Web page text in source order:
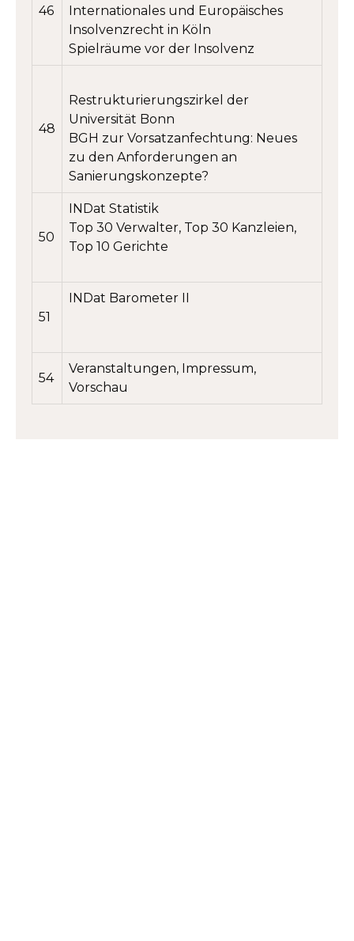
46
Internationales und Europäisches
Insolvenzrecht in Köln
Spielräume vor der Insolvenz
48
Restrukturierungszirkel der
Universität Bonn
BGH zur Vorsatzanfechtung: Neues
zu den Anforderungen an
Sanierungskonzepte?
50
INDat Statistik
Top 30 Verwalter, Top 30 Kanzleien,
Top 10 Gerichte
51
INDat Barometer II
54
Veranstaltungen, Impressum,
Vorschau